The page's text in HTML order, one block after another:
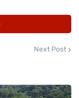
Next Post